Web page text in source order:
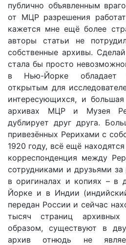
публично объявленным
от МЦР разрешения
кажется мне ещё более
авторы статьи не
собственные архивы.
стала бы просто
в Нью-Йорке обладает
открытым для
интересующихся, и
архивах МЦР и Музея
дублирует друг друга.
привезённых Рерихами с
1920 году, всё ещё
корреспонденция между
сотрудниками и друзьями
в оригиналах и копиях – в
Йорке и в Индии
передан России и сейчас
тысяч страниц архивных
образом, существуют в
архив отнюдь не